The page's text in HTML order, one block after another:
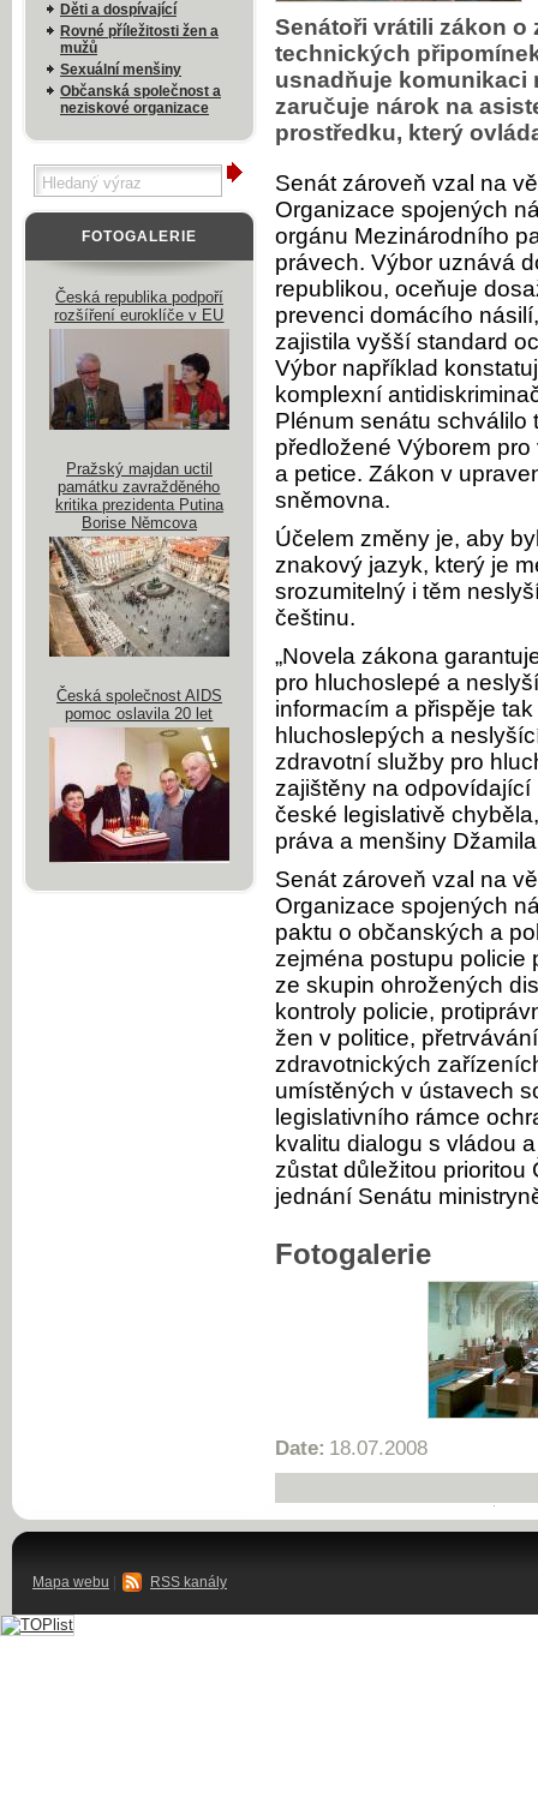
Senátoři vrátili zákon o
technických
usnadňuje komunikaci
zaručuje nárok na
prostředku, který
Senát zároveň vzal na
Organizace spojených
orgánu Mezinárodního
právech. Výbor uznává
republikou, oceňuje
prevenci domácího
zajistila vyšší standard
Výbor například
komplexní
Plénum senátu schválilo
předložené Výborem
a petice. Zákon v
sněmovna.
Účelem změny je, aby
znakový jazyk, který je
srozumitelný i těm
češtinu.
„Novela zákona
pro hluchoslepé a
informacím a přispěje
hluchoslepých a
zdravotní služby pro
zajištěny na
české legislativě
práva a menšiny
Senát zároveň vzal na
Organizace spojených
paktu o občanských a
zejména postupu policie
ze skupin ohrožených
kontroly policie,
žen v politice,
zdravotnických
umístěných v ústavech
legislativního rámce
kvalitu dialogu s vládou
zůstat důležitou prioritou
jednání Senátu
Fotogalerie
Date: 18.07.2008
Děti a dospívající
Rovné příležitosti žen a
mužů
Sexuální menšiny
Občanská společnost a
neziskové organizace
FOTOGALERIE
Česká republika podpoří
rozšíření euroklíče v EU
Pražský majdan uctil
památku zavražděného
kritika prezidenta Putina
Borise Němcova
Česká společnost AIDS
pomoc oslavila 20 let
Mapa webu | RSS kanály